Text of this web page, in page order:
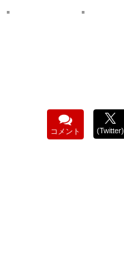
コメント (Twitter)